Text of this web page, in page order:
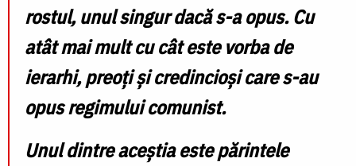
rostul, unul singur dacă s-a opus. Cu
atât mai mult cu cât este vorba de
ierarhi, preoți și credincioși care s-au
opus regimului comunist.
Unul dintre aceștia este părintele